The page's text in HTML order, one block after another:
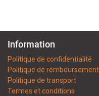
Information
Politique de confidentialité
Politique de remboursement
Politique de transport
Termes et conditions